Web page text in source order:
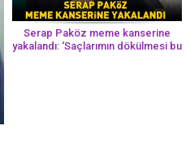
Serap Paköz meme kanserine
yakalandı: ‘Saçlarımın dökülmesi bu